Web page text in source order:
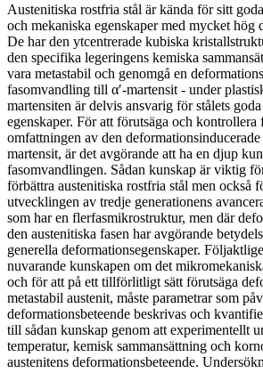
Austenitiska rostfria stål är kända för sitt
och mekaniska egenskaper med mycket hög
De har den ytcentrerade kubiska
den specifika legeringens kemiska
vara metastabil och genomgå en
fasomvandling till α′-martensit - under
martensiten är delvis ansvarig för stålets
egenskaper. För att förutsäga och kontrollera
omfattningen av den
martensit, är det avgörande att ha en djup
fasomvandlingen. Sådan kunskap är viktig
förbättra austenitiska rostfria stål men också
utvecklingen av tredje generationens
som har en flerfasmikrostruktur, men där
den austenitiska fasen har avgörande
generella deformationsegenskaper.
nuvarande kunskapen om det
och för att på ett tillförlitligt sätt förutsäga
metastabil austenit, måste parametrar som
deformationsbeteende beskrivas och
till sådan kunskap genom att experimentellt
temperatur, kemisk sammansättning och
austenitens deformationsbeteende.